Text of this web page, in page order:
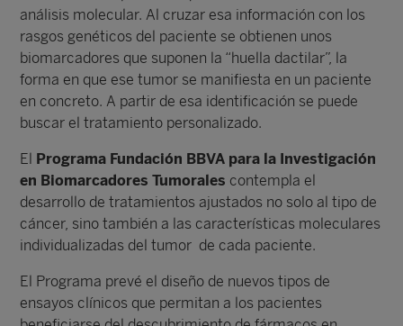
análisis molecular. Al cruzar esa información con los
rasgos genéticos del paciente se obtienen unos
biomarcadores que suponen la “huella dactilar”, la
forma en que ese tumor se manifiesta en un paciente
en concreto. A partir de esa identificación se puede
buscar el tratamiento personalizado.
El Programa Fundación BBVA para la Investigación
en Biomarcadores Tumorales contempla el
desarrollo de tratamientos ajustados no solo al tipo de
cáncer, sino también a las características moleculares
individualizadas del tumor de cada paciente.
El Programa prevé el diseño de nuevos tipos de
ensayos clínicos que permitan a los pacientes